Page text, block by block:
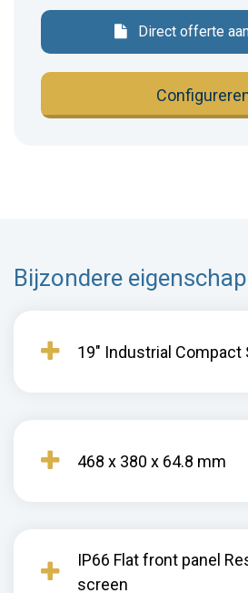
Direct offerte
Bijzondere
19" Industrial Compact
468 x 380 x 64.8 mm
IP66 Flat front panel
screen